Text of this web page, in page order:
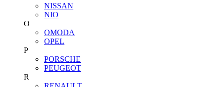
NISSAN
NIO
O
OMODA
OPEL
P
PORSCHE
PEUGEOT
R